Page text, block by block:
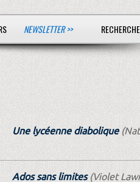
NEWSLETTER >>
Une lycéenne diabolique
Ados sans limites(Violet